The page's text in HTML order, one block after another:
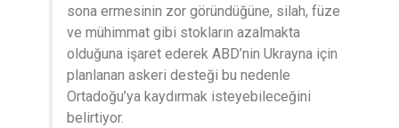
sona ermesinin zor göründüğüne, silah, füze
ve mühimmat gibi stokların azalmakta
olduğuna işaret ederek ABD’nin Ukrayna için
planlanan askeri desteği bu nedenle
Ortadoğu’ya kaydırmak isteyebileceğini
belirtiyor.